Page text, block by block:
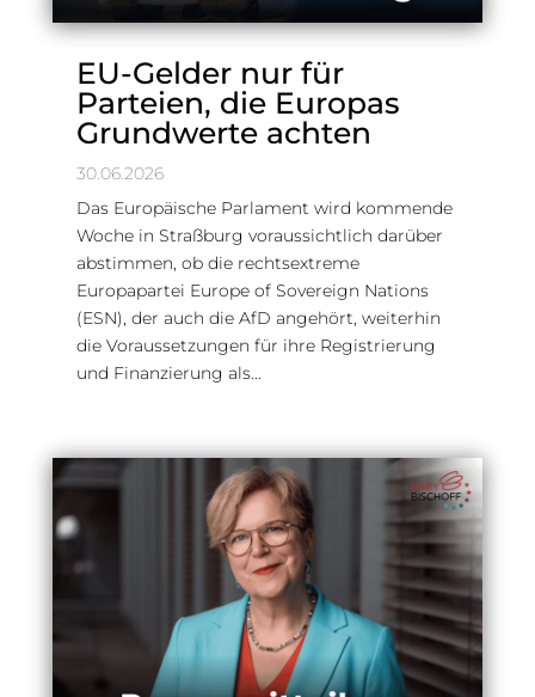
EU-Gelder nur für
Parteien, die Europas
Grundwerte achten
30.06.2026
Das Europäische Parlament wird kommende
Woche in Straßburg voraussichtlich darüber
abstimmen, ob die rechtsextreme
Europapartei Europe of Sovereign Nations
(ESN), der auch die AfD angehört, weiterhin
die Voraussetzungen für ihre Registrierung
und Finanzierung als...